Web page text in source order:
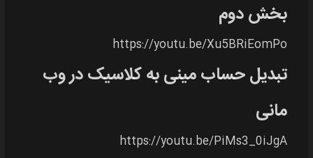
بخش دوم
https://youtu.be/Xu5BRiEomPo
تبدیل حساب مینی به کلاسیک در وب
مانی
https://youtu.be/PiMs3_0iJgA